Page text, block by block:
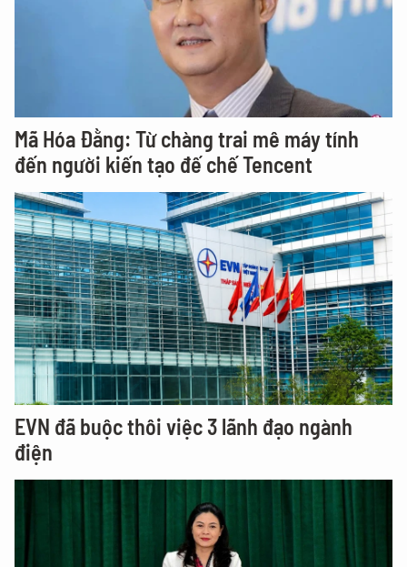
Mã Hóa Đằng: Từ chàng trai mê máy tính
đến người kiến tạo đế chế Tencent
EVN đã buộc thôi việc 3 lãnh đạo ngành
điện